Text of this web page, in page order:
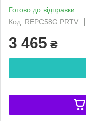
Готово до відправки
Код: REPC58G PRTV
3 465 ₴